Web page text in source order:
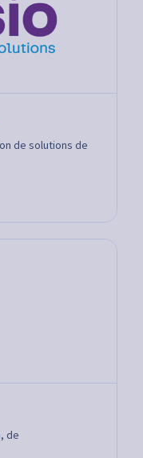
de solutions de
de